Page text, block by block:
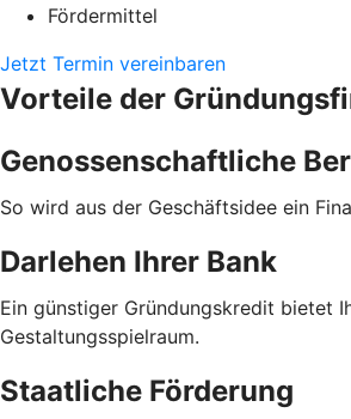
Fördermittel
Jetzt Termin vereinbaren
Vorteile der
Genossenschaftliche
So wird aus der Geschäftsidee ein
Darlehen Ihrer Bank
Ein günstiger Gründungskredit bietet
Gestaltungsspielraum.
Staatliche Förderung